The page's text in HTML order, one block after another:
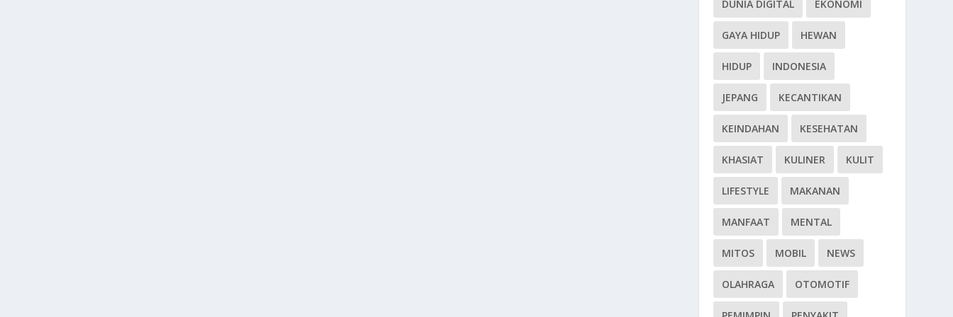
DUNIA DIGITAL EKONOMI
GAYA HIDUP HEWAN
HIDUP INDONESIA
JEPANG KECANTIKAN
KEINDAHAN KESEHATAN
KHASIAT KULINER KULIT
LIFESTYLE MAKANAN
MANFAAT MENTAL
MITOS MOBIL NEWS
OLAHRAGA OTOMOTIF